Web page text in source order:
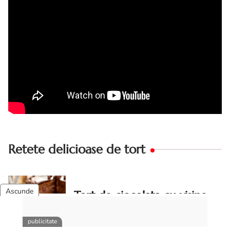
Retete delicioase de tort
Tort de ciocolata cu visine